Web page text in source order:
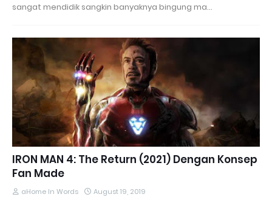
sangat mendidik sangkin banyaknya bingung ma…
IRON MAN 4: The Return (2021) Dengan Konsep
Fan Made
aHome In Words August 19, 2019